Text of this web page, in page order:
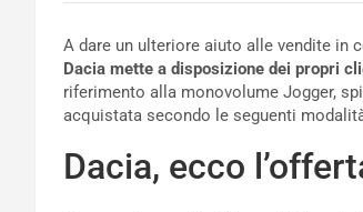
A dare un ulteriore aiuto alle vendite in
Dacia mette a disposizione dei propri
riferimento alla monovolume Jogger,
acquistata secondo le seguenti
Dacia, ecco